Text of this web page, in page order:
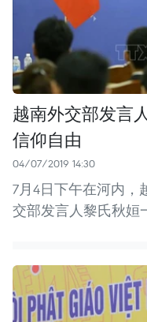
越南外交部发言
信仰自由
04/07/2019 14:30
7月4日下午在河内，
交部发言人黎氏秋姮